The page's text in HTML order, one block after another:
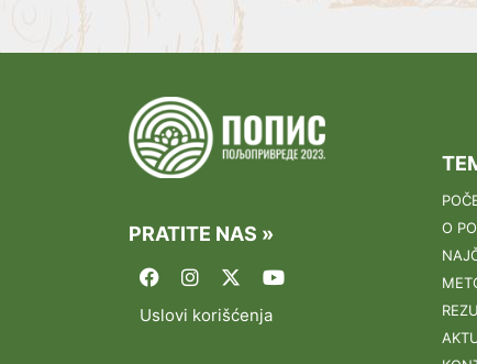
PRATITE NAS »
Uslovi korišćenja
O